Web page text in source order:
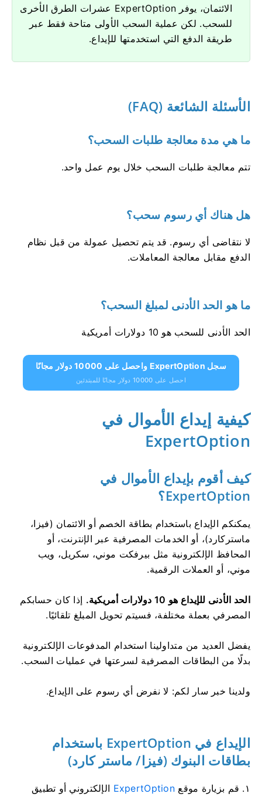
الائتمان، يوفر ExpertOption عشرات الطرق الأخرى
للسحب. لكن عملية السحب الأولى متاحة فقط عبر
طريقة الدفع التي استخدمتها للإيداع.
الأسئلة الشائعة (FAQ)
ما هي مدة معالجة طلبات السحب؟
تتم معالجة طلبات السحب خلال يوم عمل واحد.
هل هناك أي رسوم سحب؟
لا نتقاضى أي رسوم. قد يتم تحصيل عمولة من قبل نظام
الدفع مقابل معالجة المعاملات.
ما هو الحد الأدنى لمبلغ السحب؟
الحد الأدنى للسحب هو 10 دولارات أمريكية
سجل ExpertOption واحصل على 10000 دولار مجانًا
احصل على 10000 دولار مجانًا للمبتدئين
كيفية إيداع الأموال في
ExpertOption
كيف أقوم بإيداع الأموال في
ExpertOption؟
يمكنكم الإيداع باستخدام بطاقة الخصم أو الائتمان (فيزا،
ماستركارد)، أو الخدمات المصرفية عبر الإنترنت، أو
المحافظ الإلكترونية مثل بيرفكت موني، سكريل، ويب
موني، أو العملات الرقمية.
الحد الأدنى للإيداع هو 10 دولارات أمريكية.
إذا كان حسابكم
المصرفي بعملة مختلفة، فسيتم تحويل المبلغ تلقائيًا.
يفضل العديد من متداولينا استخدام المدفوعات الإلكترونية
بدلًا من البطاقات المصرفية لسرعتها في عمليات السحب.
ولدينا خبر سار لكم: لا نفرض أي رسوم على الإيداع.
الإيداع في ExpertOption باستخدام
بطاقات البنوك (فيزا/ ماستركارد)
١. قم بزيارة موقع ExpertOption الإلكتروني أو تطبيق